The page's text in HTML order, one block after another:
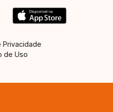
Privacidade
de Uso